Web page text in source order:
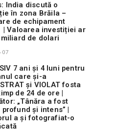
India discută o
în zona Brăila –
de echipament
Valoarea investiției ar
de dolari
07
7 ani și 4 luni pentru
care și-a
și VIOLAT fosta
de 24 de ore |
„Tânăra a fost
profund și intens” |
a și fotografiat-o